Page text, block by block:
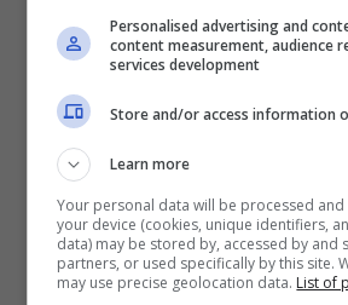
dovrebbero essere partner
, raggiungere insieme il
perseguire la prosperità
tracciando un percorso
relazioni tra le grandi
era”.
Personalised advertising and
content measurement, audience
services development
Store and/or access information
Learn more
Your personal data will be processed
your device (cookies, unique identifiers,
data) may be stored by, accessed by and
partners, or used specifically by this site.
may use precise geolocation data. List of